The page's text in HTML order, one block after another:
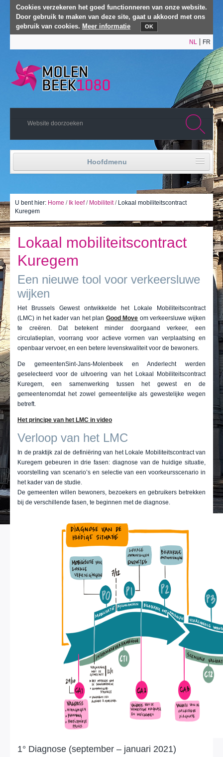
Cookies verzekeren het goed functionneren van onze website.
Door gebruik te maken van deze site, gaat u akkoord met ons
gebruik van cookies. Meer informatie OK
NL FR
Hoofdmenu
Politiek leven
Ik leef
Ik bezoek
Publicaties
Actualiteiten
E-loket / Afspraak maken
Actu
U bent hier: Home / Ik leef / Mobiliteit / Lokaal mobiliteitscontract
Kuregem
Lokaal mobiliteitscontract
Kuregem
Een nieuwe tool voor verkeersluwe
wijken
Het Brussels Gewest ontwikkelde het Lokale Mobiliteitscontract
(LMC) in het kader van het plan Good Move om verkeersluwe wijken
te creëren. Dat betekent minder doorgaand verkeer, een
circulatieplan, voorrang voor actieve vormen van verplaatsing en
openbaar vervoer, en een betere levenskwaliteit voor de bewoners.
De gemeentenSint-Jans-Molenbeek en Anderlecht werden
geselecteerd voor de uitvoering van het Lokaal Mobiliteitscontract
Kuregem, een samenwerking tussen het gewest en de
gemeentenomdat het zowel gemeentelijke als gewestelijke wegen
betreft.
Het principe van het LMC in video
Verloop van het LMC
In de praktijk zal de definiëring van het Lokale Mobiliteitscontract van
Kuregem gebeuren in drie fasen: diagnose van de huidige situatie,
voorstelling van scenario’s en selectie van een voorkeursscenario in
het kader van de studie.
De gemeenten willen bewoners, bezoekers en gebruikers betrekken
bij de verschillende fasen, te beginnen met de diagnose.
1° Diagnose (september – januari 2021)